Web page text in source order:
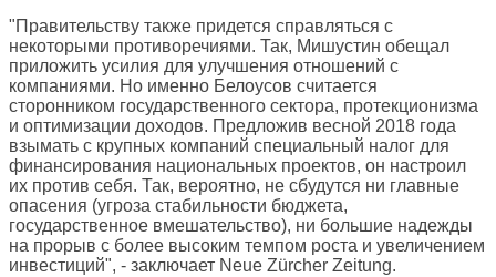
"Правительству также придется справляться с
некоторыми противоречиями. Так, Мишустин обещал
приложить усилия для улучшения отношений с
компаниями. Но именно Белоусов считается
сторонником государственного сектора, протекционизма
и оптимизации доходов. Предложив весной 2018 года
взымать с крупных компаний специальный налог для
финансирования национальных проектов, он настроил
их против себя. Так, вероятно, не сбудутся ни главные
опасения (угроза стабильности бюджета,
государственное вмешательство), ни большие надежды
на прорыв с более высоким темпом роста и увеличением
инвестиций", - заключает Neue Zürcher Zeitung.